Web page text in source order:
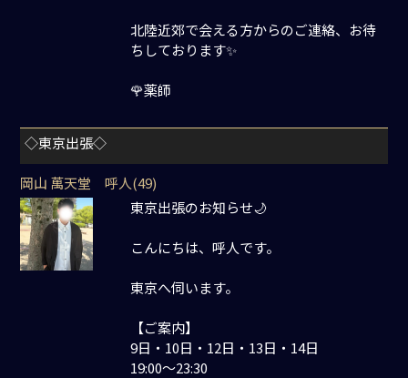
北陸近郊で会える方からのご連絡、お待
ちしております✨
🌹薬師
◇東京出張◇
岡山 萬天堂 呼人(49)
東京出張のお知らせ🌙
こんにちは、呼人です。
東京へ伺います。
【ご案内】
9日・10日・12日・13日・14日
19:00〜23:30